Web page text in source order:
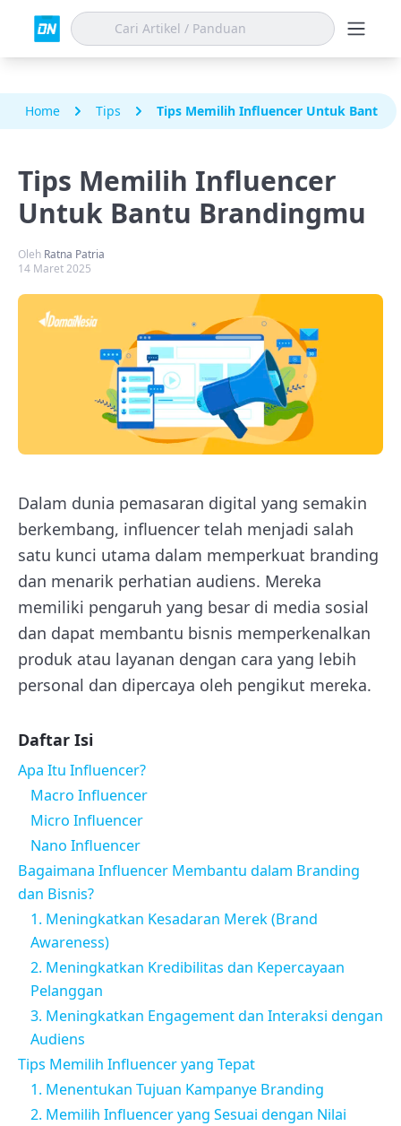
Home Tips Tips Memilih Influencer Untuk Bantu
Tips Memilih Influencer
Untuk Bantu Brandingmu
Oleh Ratna Patria
14 Maret 2025
Dalam dunia pemasaran digital yang semakin
berkembang, influencer telah menjadi salah
satu kunci utama dalam memperkuat branding
dan menarik perhatian audiens. Mereka
memiliki pengaruh yang besar di media sosial
dan dapat membantu bisnis memperkenalkan
produk atau layanan dengan cara yang lebih
personal dan dipercaya oleh pengikut mereka.
Daftar Isi
Apa Itu Influencer?
Macro Influencer
Micro Influencer
Nano Influencer
Bagaimana Influencer Membantu dalam Branding
dan Bisnis?
1. Meningkatkan Kesadaran Merek (Brand
Awareness)
2. Meningkatkan Kredibilitas dan Kepercayaan
Pelanggan
3. Meningkatkan Engagement dan Interaksi dengan
Audiens
Tips Memilih Influencer yang Tepat
1. Menentukan Tujuan Kampanye Branding
2. Memilih Influencer yang Sesuai dengan Nilai